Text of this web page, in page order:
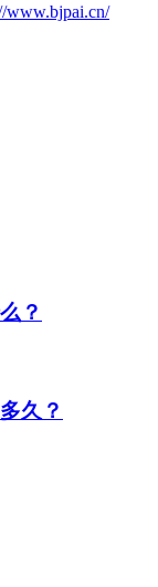
www.bjpai.cn/
？
久？